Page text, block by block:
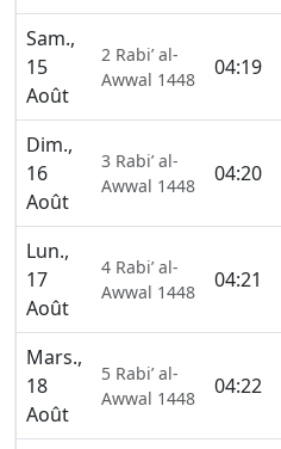
Sam.,
15
Août
2 Rabi’ al-
Awwal 1448
04:19
Dim.,
16
Août
3 Rabi’ al-
Awwal 1448
04:20
Lun.,
17
Août
4 Rabi’ al-
Awwal 1448
04:21
Mars.,
18
Août
5 Rabi’ al-
Awwal 1448
04:22